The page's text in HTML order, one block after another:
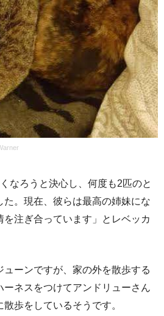
なろうと決心し、何度も2匹のと
た。現在、彼らは最高の姉妹にな
を注ぎ合っています」とレベッカ
ーンですが、家の外を散歩する
ネスをつけてアンドリューさん
歩をしているそうです。